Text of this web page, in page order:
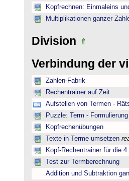
Kopfrechnen: Einmaleins
Multiplikationen ganzer
Division
Verbindung der
Zahlen-Fabrik
Rechentrainer auf Zeit
Aufstellen von Termen -
Puzzle: Term -
Kopfrechenübungen
Texte in Terme umsetzen
Kopf-Rechentrainer für die
Test zur Termberechnung
Addition und Subtraktion